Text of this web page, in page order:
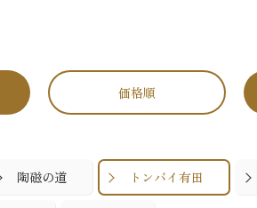
価格順
陶磁の道 トンバイ有田